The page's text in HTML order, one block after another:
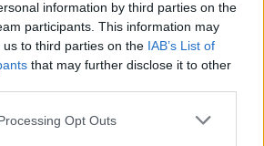
information by third parties on the
participants. This information may
to third parties on the IAB’s List of
that may further disclose it to other
Opt Outs
αιμοδοσία στο αίθριο της Λότζια